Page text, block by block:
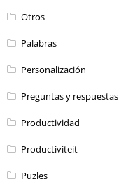
Otros
Palabras
Personalización
Preguntas y respuestas
Productividad
Productiviteit
Puzles